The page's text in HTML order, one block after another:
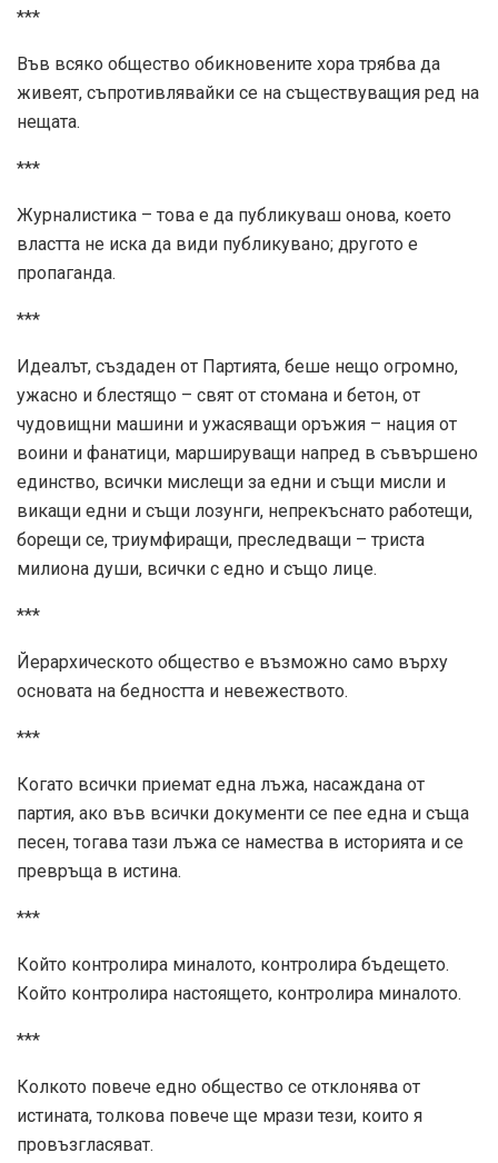
***
Във всяко общество обикновените хора трябва да
живеят, съпротивлявайки се на съществуващия ред на
нещата.
***
Журналистика – това е да публикуваш онова, което
властта не иска да види публикувано; другото е
пропаганда.
***
Идеалът, създаден от Партията, беше нещо огромно,
ужасно и блестящо – свят от стомана и бетон, от
чудовищни машини и ужасяващи оръжия – нация от
воини и фанатици, маршируващи напред в съвършено
единство, всички мислещи за едни и същи мисли и
викащи едни и същи лозунги, непрекъснато работещи,
борещи се, триумфиращи, преследващи – триста
милиона души, всички с едно и също лице.
***
Йерархическото общество е възможно само върху
основата на бедността и невежеството.
***
Когато всички приемат една лъжа, насаждана от
партия, ако във всички документи се пее една и съща
песен, тогава тази лъжа се намества в историята и се
превръща в истина.
***
Който контролира миналото, контролира бъдещето.
Който контролира настоящето, контролира миналото.
***
Колкото повече едно общество се отклонява от
истината, толкова повече ще мрази тези, които я
провъзгласяват.